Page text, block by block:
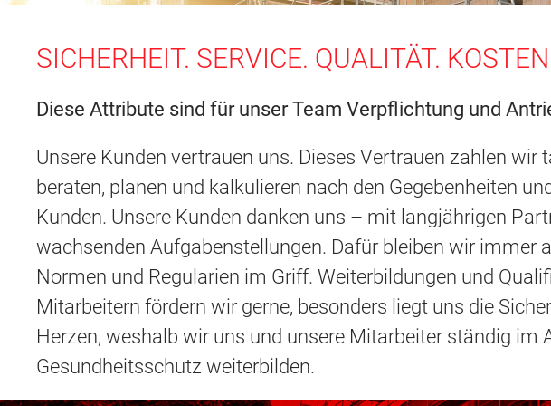
SICHERHEIT. SERVICE. QUALITÄT.
Diese Attribute sind für unser Team Verpflichtung und
Unsere Kunden vertrauen uns. Dieses Vertrauen zahlen wir
beraten, planen und kalkulieren nach den Gegebenheiten
Kunden. Unsere Kunden danken uns – mit langjährigen
wachsenden Aufgabenstellungen. Dafür bleiben wir immer
Normen und Regularien im Griff. Weiterbildungen und
Mitarbeitern fördern wir gerne, besonders liegt uns die
Herzen, weshalb wir uns und unsere Mitarbeiter ständig im
Gesundheitsschutz weiterbilden.